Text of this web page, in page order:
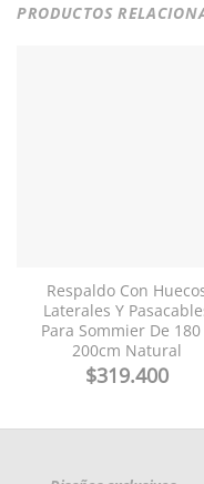
PRODUCTOS
Respaldo Con
Laterales Y
Para Sommier De 180
200cm Natural
$319.400